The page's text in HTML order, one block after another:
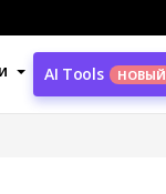
AI Tools НОВЫЙ